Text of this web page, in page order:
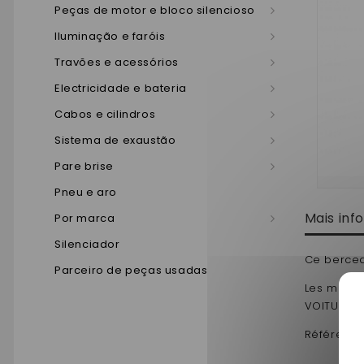
Peças de motor e bloco silencioso
Iluminação e faróis
Travões e acessórios
Electricidade e bateria
Cabos e cilindros
Sistema de exaustão
Pare brise
Pneu e aro
Por marca
Silenciador
Parceiro de peças usadas
Mais
Ce
Les